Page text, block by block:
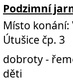
Podzimní
Místo konání:
Útušice čp. 3
dobroty -
děti